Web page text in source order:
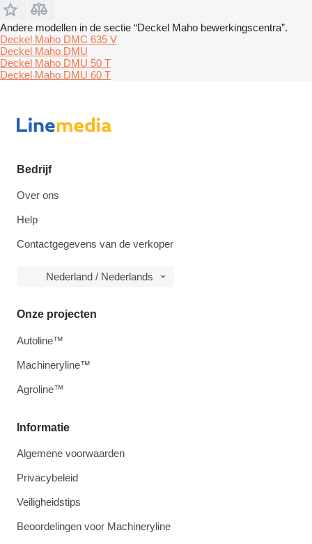
Andere modellen in de sectie “Deckel Maho bewerkingscentra”.
Deckel Maho DMC 635 V
Deckel Maho DMU
Deckel Maho DMU 50 T
Deckel Maho DMU 60 T
Bedrijf
Over ons
Help
Contactgegevens van de verkoper
Nederland / Nederlands
Informatie
Algemene voorwaarden
Privacybeleid
Veiligheidstips
Beoordelingen voor Machineryline
Onze projecten
Autoline™
Machineryline™
Agroline™